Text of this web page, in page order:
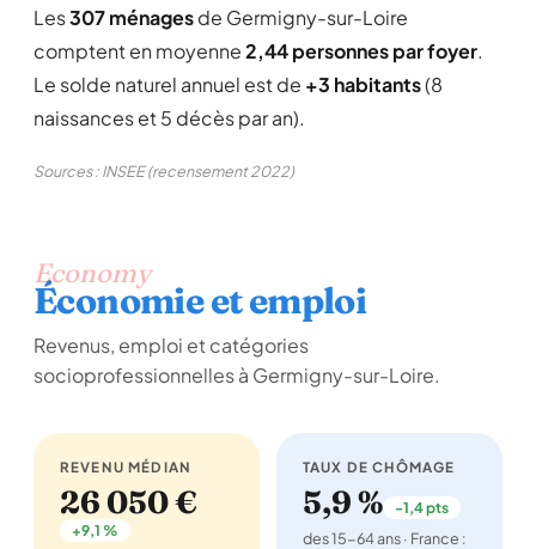
Les307 ménagesde Germigny-sur-Loire
comptent en moyenne2,44 personnes par foyer.
Le solde naturel annuel est de +3 habitants(8
naissances et 5 décès par an).
Sources : INSEE (recensement 2022)
Economy
Économie et emploi
Revenus, emploi et catégories
socioprofessionnelles à Germigny-sur-Loire.
REVENU MÉDIAN
26 050 €
+9,1 %
TAUX DE CHÔMAGE
5,9 % -1,4 pts
des 15-64 ans · France :